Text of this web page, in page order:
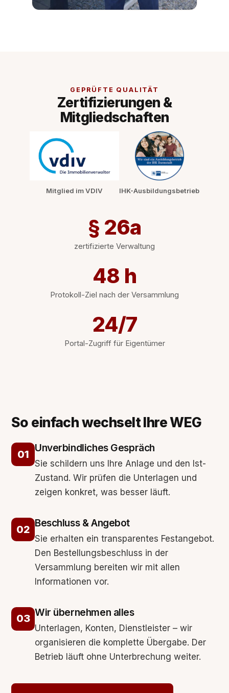
GEPRÜFTE QUALITÄT
Zertifizierungen &
Mitgliedschaften
Mitglied im VDIV IHK-Ausbildungsbetrieb
§ 26a
zertifizierte Verwaltung
48 h
Protokoll-Ziel nach der Versammlung
24/7
Portal-Zugriff für Eigentümer
So einfach wechselt Ihre WEG
Unverbindliches Gespräch
Sie schildern uns Ihre Anlage und den Ist-
Zustand. Wir prüfen die Unterlagen und
zeigen konkret, was besser läuft.
Beschluss & Angebot
Sie erhalten ein transparentes Festangebot.
Den Bestellungsbeschluss in der
Versammlung bereiten wir mit allen
Informationen vor.
Wir übernehmen alles
Unterlagen, Konten, Dienstleister – wir
organisieren die komplette Übergabe. Der
Betrieb läuft ohne Unterbrechung weiter.